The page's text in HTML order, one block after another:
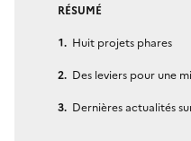
RÉSUMÉ
Huit projets phares
Des leviers pour une
Dernières actualités